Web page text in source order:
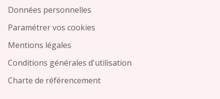
Données personnelles
Paramétrer vos cookies
Mentions légales
Conditions générales d'utilisation
Charte de référencement